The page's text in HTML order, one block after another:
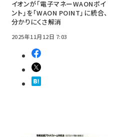
イオンが「電子マネーWAONポイ
ント」を「WAON POINT」に統合、
分かりにくさ解消
2025年11月12日 7:03